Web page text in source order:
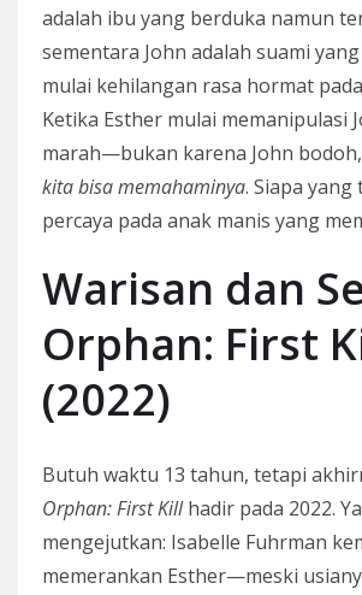
adalah ibu yang berduka namun
sementara John adalah suami
mulai kehilangan rasa hormat
Ketika Esther mulai memanipulasi
marah—bukan karena John
kita bisa memahaminya. Siapa yang
percaya pada anak manis yang
Warisan dan
Orphan: First
(2022)
Butuh waktu 13 tahun, tetapi
Orphan: First Killhadir pada 2022.
mengejutkan: Isabelle Fuhrman
memerankan Esther—meski